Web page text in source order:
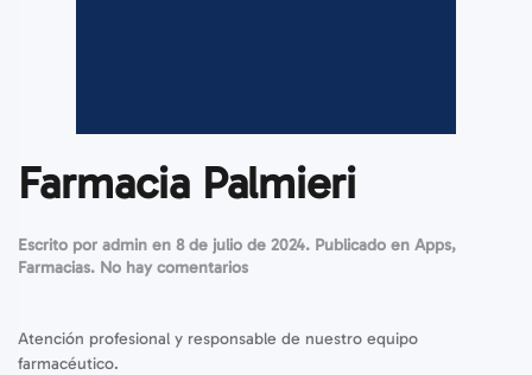
Farmacia Palmieri
Escrito por admin en 8 de julio de 2024. Publicado en Apps,
Farmacias. No hay comentariosen
Atención profesional y responsable de nuestro equipo
farmacéutico.